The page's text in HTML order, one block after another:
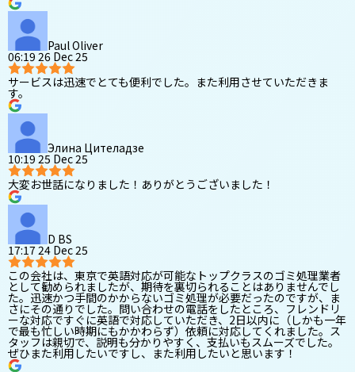
Paul Oliver
06:19 26 Dec 25
サービスは迅速でとても便利でした。また利用させていただきま
す。
Элина Цителадзе
10:19 25 Dec 25
大変お世話になりました！ありがとうございました！
D BS
17:17 24 Dec 25
この会社は、東京で英語対応が可能なトップクラスのゴミ処理業者
として勧められましたが、期待を裏切られることはありませんでし
た。迅速かつ手間のかからないゴミ処理が必要だったのですが、ま
さにその通りでした。問い合わせの電話をしたところ、フレンドリ
ーな対応ですぐに英語で対応していただき、2日以内に（しかも一年
で最も忙しい時期にもかかわらず）依頼に対応してくれました。ス
タッフは親切で、説明も分かりやすく、支払いもスムーズでした。
ぜひまた利用したいですし、また利用したいと思います！